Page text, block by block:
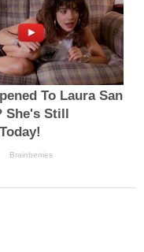
To Laura San
She's Still
Brainberries